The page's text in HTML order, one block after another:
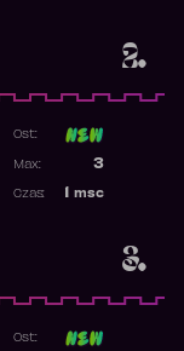
2.
3.
Ost:
3
Max:
msc
Czas:
Ost: